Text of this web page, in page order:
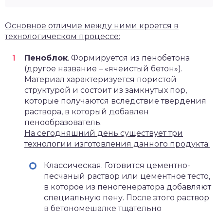
Основное отличие между ними кроется в
технологическом процессе:
Пеноблок. Формируется из пенобетона
(другое название – «ячеистый бетон»).
Материал характеризуется пористой
структурой и состоит из замкнутых пор,
которые получаются вследствие твердения
раствора, в который добавлен
пенообразователь.
На сегодняшний день существует три
технологии изготовления данного продукта:
Классическая. Готовится цементно-
песчаный раствор или цементное тесто,
в которое из пеногенератора добавляют
специальную пену. После этого раствор
в бетономешалке тщательно